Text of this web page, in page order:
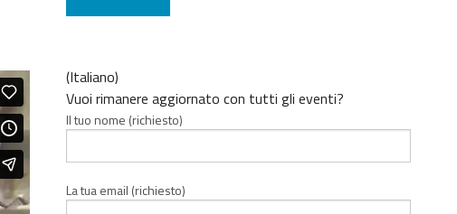
Deutsch
(Italiano)
Vuoi rimanere aggiornato con tutti gli eventi?
Il tuo nome (richiesto)
La tua email (richiesto)